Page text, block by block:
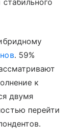
. 59%
к
двумя
перейти